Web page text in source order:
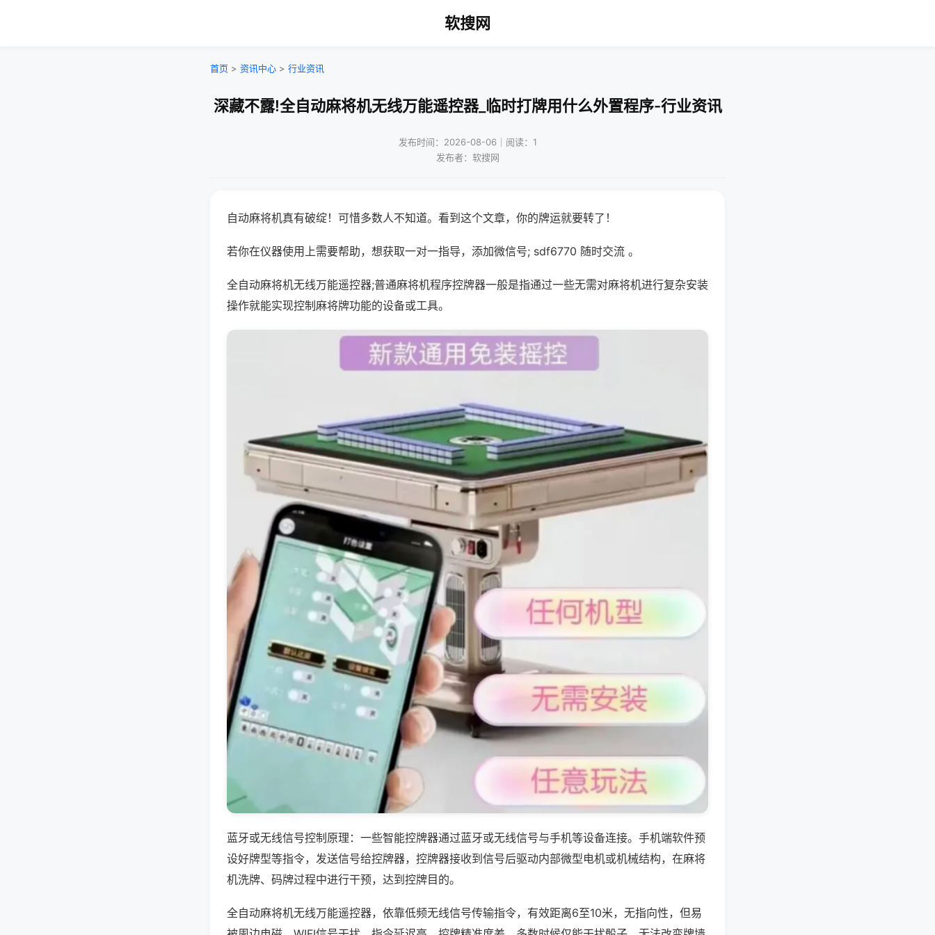
软搜网
首页 > 资讯中心 > 行业资讯
深藏不露!全自动麻将机无线万能遥控器_临时打牌用什么外置程序-行业资讯
发布时间：2026-08-06｜阅读：1
发布者：软搜网
自动麻将机真有破绽！可惜多数人不知道。看到这个文章，你的牌运就要转了！
若你在仪器使用上需要帮助，想获取一对一指导，添加微信号; sdf6770 随时交流 。
全自动麻将机无线万能遥控器;普通麻将机程序控牌器一般是指通过一些无需对麻将机进行复杂安装
操作就能实现控制麻将牌功能的设备或工具。
蓝牙或无线信号控制原理：一些智能控牌器通过蓝牙或无线信号与手机等设备连接。手机端软件预
设好牌型等指令，发送信号给控牌器，控牌器接收到信号后驱动内部微型电机或机械结构，在麻将
机洗牌、码牌过程中进行干预，达到控牌目的。
全自动麻将机无线万能遥控器，依靠低频无线信号传输指令，有效距离6至10米，无指向性，但易